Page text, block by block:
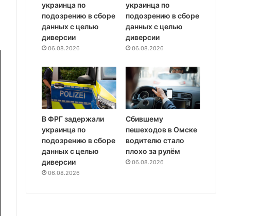
украинца по
подозрению в сборе
данных с целью
диверсии
06.08.2026
украинца по
подозрению в сборе
данных с целью
диверсии
06.08.2026
В ФРГ задержали
украинца по
подозрению в сборе
данных с целью
диверсии
06.08.2026
Сбившему
пешеходов в Омске
водителю стало
плохо за рулём
06.08.2026